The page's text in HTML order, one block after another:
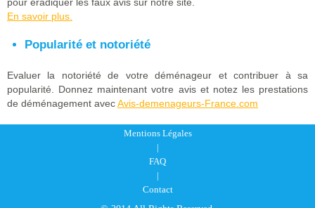
En savoir plus.
Popularité et notoriété
Evaluer la notoriété de votre déménageur et contribuer à sa
popularité. Donnez maintenant votre avis et notez les prestations
de déménagement avecAvis-demenageurs-France.com
Mentions Légales
|
FAQ
|
Contact